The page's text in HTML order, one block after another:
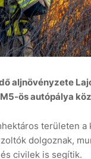
aljnövényzete
ös autópálya
területen a
dolgoznak,
civilek is segítik.